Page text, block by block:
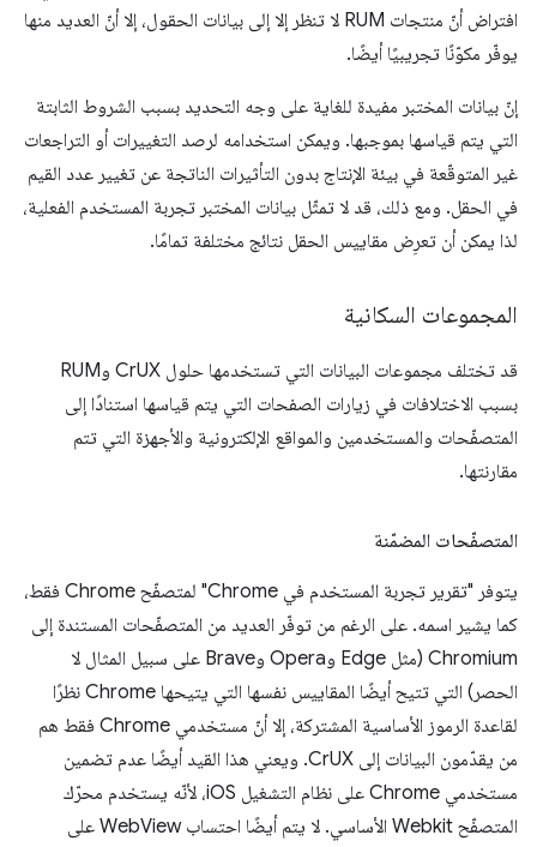
افتراض أنّ منتجات RUM لا تنظر إلا إلى بيانات الحقول، إلا أنّ العديد منها
يوفّر مكوّنًا تجريبيًا أيضًا.
إنّ بيانات المختبر مفيدة للغاية على وجه التحديد بسبب الشروط الثابتة
التي يتم قياسها بموجبها. ويمكن استخدامه لرصد التغييرات أو التراجعات
غير المتوقّعة في بيئة الإنتاج بدون التأثيرات الناتجة عن تغيير عدد القيم
في الحقل. ومع ذلك، قد لا تمثّل بيانات المختبر تجربة المستخدم الفعلية،
لذا يمكن أن تعرِض مقاييس الحقل نتائج مختلفة تمامًا.
المجموعات السكانية
قد تختلف مجموعات البيانات التي تستخدمها حلول CrUX وRUM
بسبب الاختلافات في زيارات الصفحات التي يتم قياسها استنادًا إلى
المتصفّحات والمستخدمين والمواقع الإلكترونية والأجهزة التي تتم
مقارنتها.
المتصفّحات المضمّنة
يتوفر "تقرير تجربة المستخدم في Chrome" لمتصفّح Chrome فقط،
كما يشير اسمه. على الرغم من توفّر العديد من المتصفّحات المستندة إلى
Chromium (مثل Edge وOpera وBrave على سبيل المثال لا
الحصر) التي تتيح أيضًا المقاييس نفسها التي يتيحها Chrome نظرًا
لقاعدة الرموز الأساسية المشتركة، إلا أنّ مستخدمي Chrome فقط هم
من يقدّمون البيانات إلى CrUX. ويعني هذا القيد أيضًا عدم تضمين
مستخدمي Chrome على نظام التشغيل iOS، لأنّه يستخدم محرّك
المتصفّح Webkit الأساسي. لا يتم أيضًا احتساب WebView على